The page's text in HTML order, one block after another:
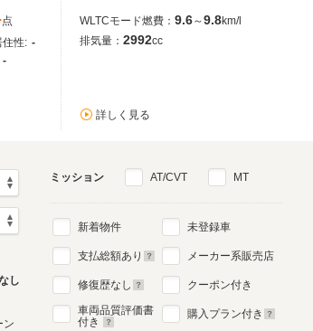
点
住性: -
-
WLTCモード燃費： 9.6～9.8km/l
排気量： 2992cc
詳しく見る
し
ン
ミッション AT/CVT MT
新着物件
支払総額あり
修復歴なし
車両品質評価書
付き
未登録車
メーカー系販売店
クーポン付き
購入プラン付き